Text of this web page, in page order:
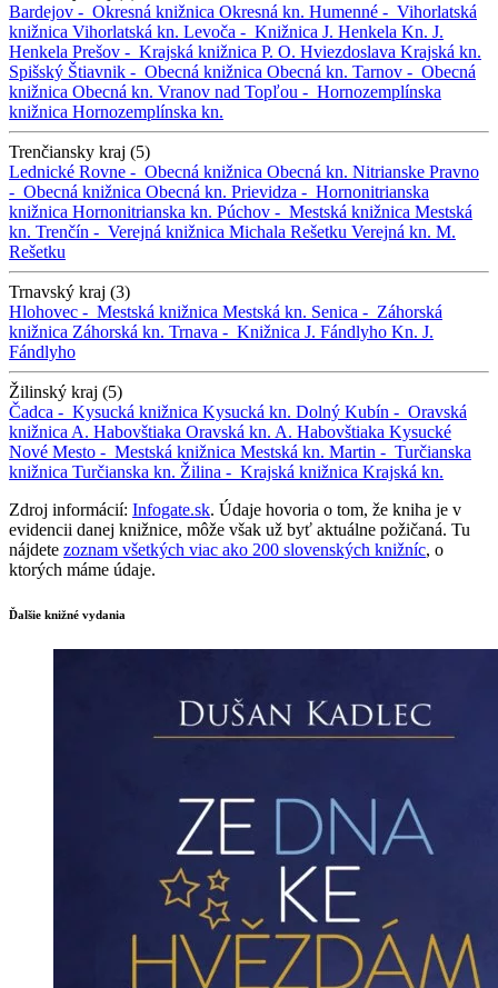
Bardejov - Okresná knižnica Okresná kn. Humenné - Vihorlatská
knižnica Vihorlatská kn. Levoča - Knižnica J. Henkela Kn. J.
Henkela Prešov - Krajská knižnica P. O. Hviezdoslava Krajská kn.
Spišský Štiavnik - Obecná knižnica Obecná kn. Tarnov - Obecná
knižnica Obecná kn. Vranov nad Topľou - Hornozemplínska
knižnica Hornozemplínska kn.
Trenčiansky kraj (5)
Lednické Rovne - Obecná knižnica Obecná kn. Nitrianske Pravno
- Obecná knižnica Obecná kn. Prievidza - Hornonitrianska
knižnica Hornonitrianska kn. Púchov - Mestská knižnica Mestská
kn. Trenčín - Verejná knižnica Michala Rešetku Verejná kn. M.
Rešetku
Trnavský kraj (3)
Hlohovec - Mestská knižnica Mestská kn. Senica - Záhorská
knižnica Záhorská kn. Trnava - Knižnica J. Fándlyho Kn. J.
Fándlyho
Žilinský kraj (5)
Čadca - Kysucká knižnica Kysucká kn. Dolný Kubín - Oravská
knižnica A. Habovštiaka Oravská kn. A. Habovštiaka Kysucké
Nové Mesto - Mestská knižnica Mestská kn. Martin - Turčianska
knižnica Turčianska kn. Žilina - Krajská knižnica Krajská kn.
Zdroj informácií: Infogate.sk. Údaje hovoria o tom, že kniha je v
evidencii danej knižnice, môže však už byť aktuálne požičaná. Tu
nájdete zoznam všetkých viac ako 200 slovenských knižníc, o
ktorých máme údaje.
Ďalšie knižné vydania